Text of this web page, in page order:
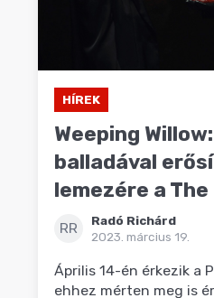
HÍREK
Weeping
balladával
lemezére a
RR
Radó Richárd
2023. március 19.
Április 14-én érkezik a
ehhez mérten meg is